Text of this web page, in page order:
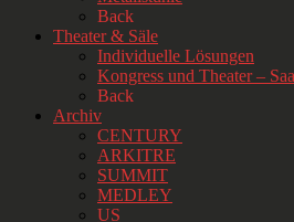
Back
Theater & Säle
Individuelle Lösungen
Kongress und Theater –
Back
Archiv
CENTURY
ARKITRE
SUMMIT
MEDLEY
US